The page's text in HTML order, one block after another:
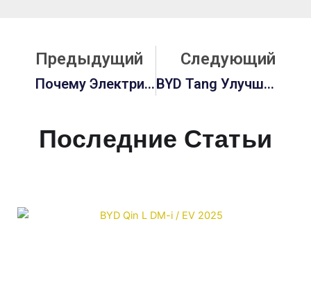
Предыдущий
Почему Электрический Внедорожник BYD Tang Станет Переломным Моментом В 2025 Году
Следующий
BYD Tang Улучшение И Индивидуализация Интерьера: Полное Руководство
Последние Статьи